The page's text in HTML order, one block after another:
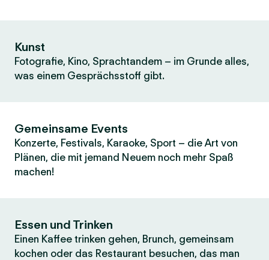
Kunst
Fotografie, Kino, Sprachtandem – im Grunde alles,
was einem Gesprächsstoff gibt.
Gemeinsame Events
Konzerte, Festivals, Karaoke, Sport – die Art von
Plänen, die mit jemand Neuem noch mehr Spaß
machen!
Essen und Trinken
Einen Kaffee trinken gehen, Brunch, gemeinsam
kochen oder das Restaurant besuchen, das man